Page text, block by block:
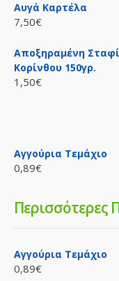
Αυγά Καρτέλα
7,50€
Αποξηραμένη
Κορίνθου 150γρ.
1,50€
Αγγούρια Τεμάχιο
0,89€
Περισσότερες
Αγγούρια Τεμάχιο
0,89€